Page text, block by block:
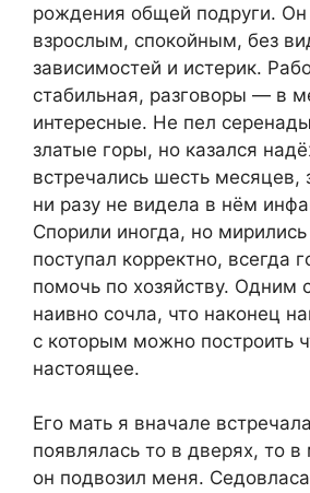
рождения общей подруги. Он
взрослым, спокойным, без
зависимостей и истерик.
стабильная, разговоры — в
интересные. Не пел
златые горы, но казался
встречались шесть месяцев,
ни разу не видела в нём
Спорили иногда, но
поступал корректно, всегда
помочь по хозяйству. Одним
наивно сочла, что наконец
с которым можно построить
настоящее.
Его мать я вначале
появлялась то в дверях, то
он подвозил меня.